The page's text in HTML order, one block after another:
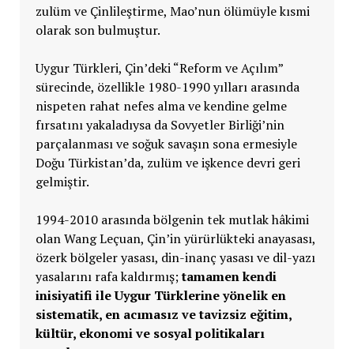
zulüm ve Çinlileştirme, Mao’nun ölümüyle kısmi
olarak son bulmuştur.
Uygur Türkleri, Çin’deki “Reform ve Açılım”
sürecinde, özellikle 1980-1990 yılları arasında
nispeten rahat nefes alma ve kendine gelme
fırsatını yakaladıysa da Sovyetler Birliği’nin
parçalanması ve soğuk savaşın sona ermesiyle
Doğu Türkistan’da, zulüm ve işkence devri geri
gelmiştir.
1994-2010 arasında bölgenin tek mutlak hâkimi
olan Wang Leçuan, Çin’in yürürlükteki anayasası,
özerk bölgeler yasası, din-inanç yasası ve dil-yazı
yasalarını rafa kaldırmış;tamamen kendi
inisiyatifi ile Uygur Türklerine yönelik en
sistematik, en acımasız ve tavizsiz eğitim,
kültür, ekonomi ve sosyal politikaları